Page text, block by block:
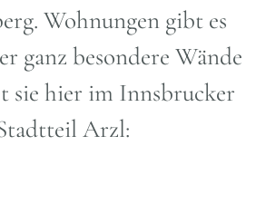
Wohnungen gibt es
ganz besondere Wände
sie hier im Innsbrucker
Arzl: